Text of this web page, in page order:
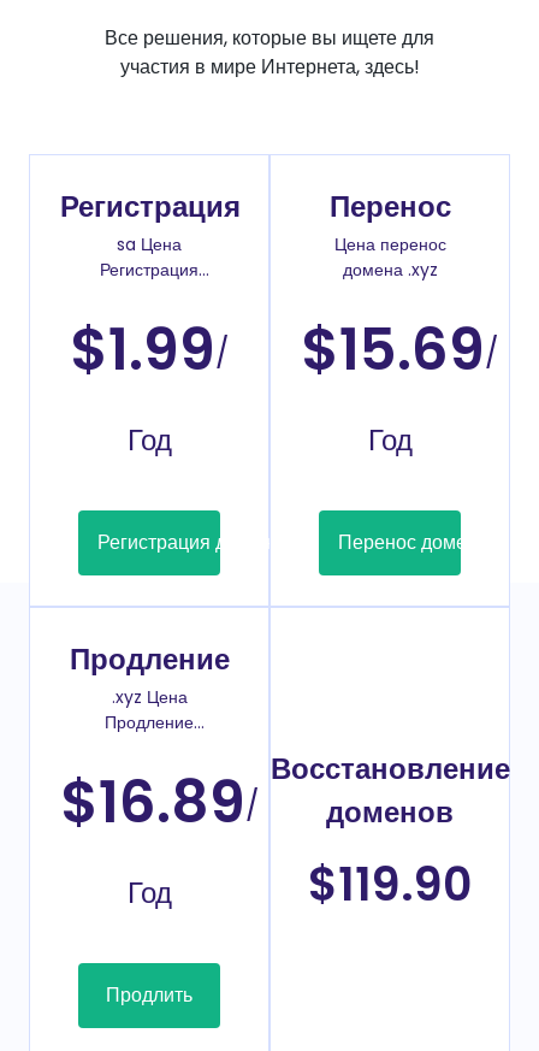
Все решения, которые вы ищете для
участия в мире Интернета, здесь!
Регистрация
sa Цена
Регистрация
$1.99/
Год
Регистрация домена
Перенос
Цена перенос
домена .xyz
$15.69/
Год
Перенос домена
Продление
.xyz Цена
Продление
$16.89/
Год
Продлить
Восстановление
доменов
$119.90